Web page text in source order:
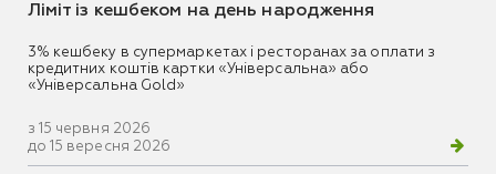
Ліміт із кешбеком на день народження
3% кешбеку в супермаркетах і ресторанах за оплати з
кредитних коштів картки «Універсальна» або
«Універсальна Gold»
з 15 червня 2026
до 15 вересня 2026